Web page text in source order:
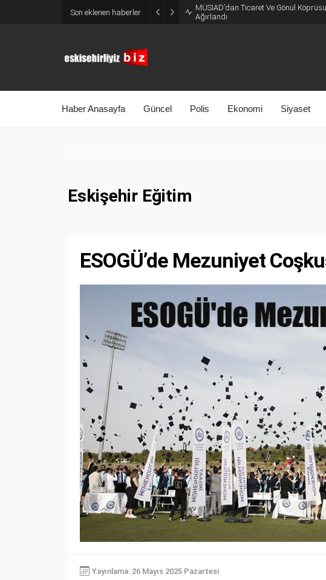
Son eklenen haberler
MÜSİAD’dan Ticaret Ve Gönül
Ağırlandı
Haber Anasayfa Güncel Polis Ekonomi Siyaset
Eskişehir Eğitim
ESOGÜ’de Mezuniyet
Yayınlama: 26 Mayıs 2025 Pazartesi